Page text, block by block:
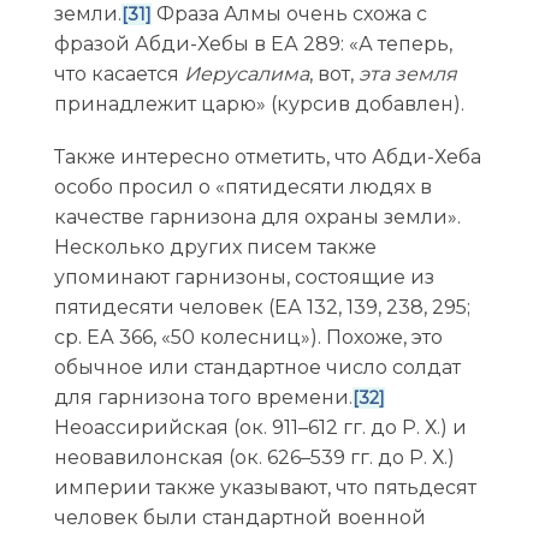
земли.[31] Фраза Алмы очень схожа с
фразой Абди-Хебы в ЕА 289: «А теперь,
что касается Иерусалима, вот, эта земля
принадлежит царю» (курсив добавлен).
Также интересно отметить, что Абди-Хеба
особо просил о «пятидесяти людях в
качестве гарнизона для охраны земли».
Несколько других писем также
упоминают гарнизоны, состоящие из
пятидесяти человек (ЕА 132, 139, 238, 295;
ср. ЕА 366, «50 колесниц»). Похоже, это
обычное или стандартное число солдат
для гарнизона того времени.[32]
Неоассирийская (ок. 911–612 гг. до Р. Х.) и
неовавилонская (ок. 626–539 гг. до Р. Х.)
империи также указывают, что пятьдесят
человек были стандартной военной